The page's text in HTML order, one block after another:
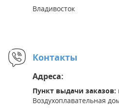
Владивосток
Контакты
Адреса:
Пункт выдачи заказов:
Воздухоплавательная